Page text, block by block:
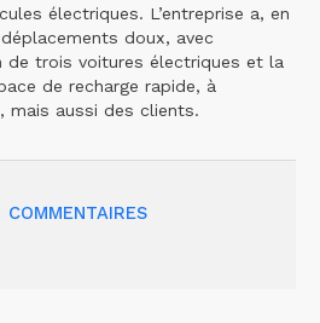
électriques. L’entreprise a, en
doux, avec
de trois voitures électriques et la
de recharge rapide, à
mais aussi des clients.
COMMENTAIRES